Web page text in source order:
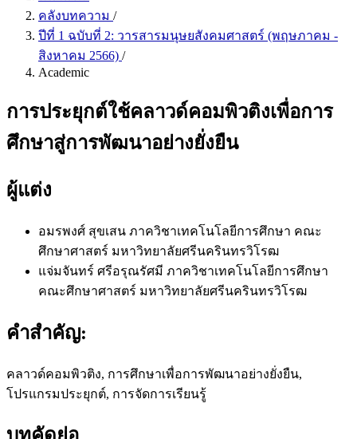
คลังบทความ /
ปีที่ 1 ฉบับที่ 2: วารสารมนุษยสังคมศาสตร์ (พฤษภาคม -
สิงหาคม 2566) /
Academic
การประยุกต์ใช้คลาวด์คอมพิวติงเพื่อการ
ศึกษาสู่การพัฒนาอย่างยั่งยืน
ผู้แต่ง
อมรพงศ์ สุขเสน ภาควิชาเทคโนโลยีการศึกษา คณะ
ศึกษาศาสตร์ มหาวิทยาลัยศรีนครินทรวิโรฒ
แจ่มจันทร์ ศรีอรุณรัศมี ภาควิชาเทคโนโลยีการศึกษา
คณะศึกษาศาสตร์ มหาวิทยาลัยศรีนครินทรวิโรฒ
คำสำคัญ:
คลาวด์คอมพิวติง, การศึกษาเพื่อการพัฒนาอย่างยั่งยืน,
โปรแกรมประยุกต์, การจัดการเรียนรู้